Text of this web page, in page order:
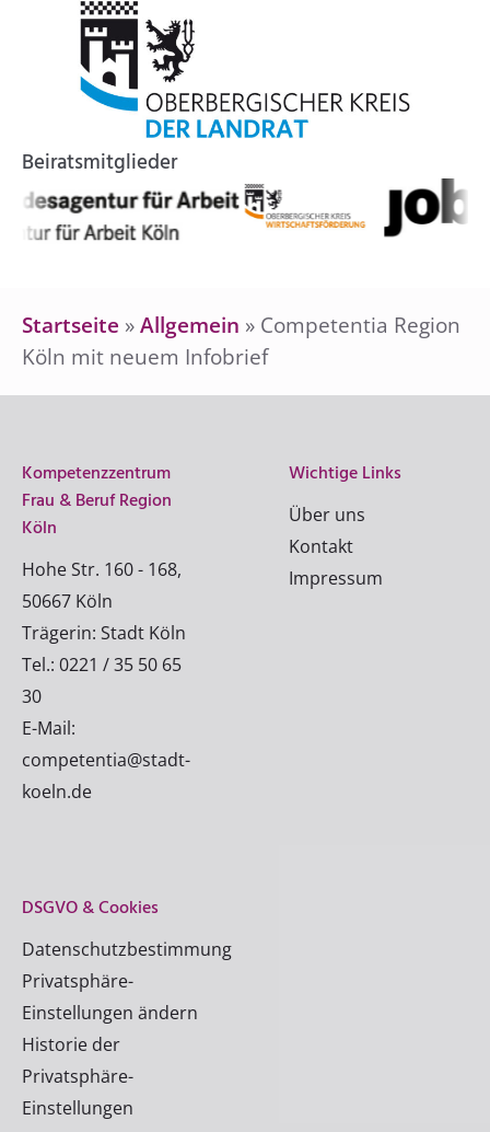
Beiratsmitglieder
Startseite »Allgemein » Competentia Region
Köln mit neuem Infobrief
Kompetenzzentrum
Frau & Beruf Region
Köln
Hohe Str. 160 - 168,
50667 Köln
Trägerin: Stadt Köln
Tel.: 0221 / 35 50 65
30
E-Mail:
competentia@stadt-
koeln.de
Wichtige Links
Über uns
Kontakt
Impressum
DSGVO & Cookies
Datenschutzbestimmung
Privatsphäre-
Einstellungen ändern
Historie der
Privatsphäre-
Einstellungen